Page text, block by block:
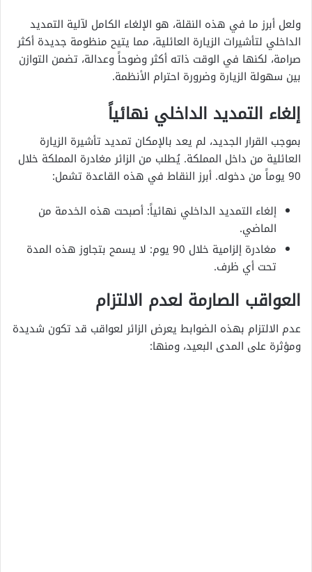
ولعل أبرز ما في هذه النقلة، هو الإلغاء الكامل لآلية التمديد
الداخلي لتأشيرات الزيارة العائلية، مما يتيح منظومة جديدة أكثر
صرامة، لكنها في الوقت ذاته أكثر وضوحاً وعدالة، تضمن التوازن
بين سهولة الزيارة وضرورة احترام الأنظمة.
إلغاء التمديد الداخلي نهائياً
بموجب القرار الجديد، لم يعد بالإمكان تمديد تأشيرة الزيارة
العائلية من داخل المملكة. يُطلب من الزائر مغادرة المملكة خلال
90 يوماً من دخوله. أبرز النقاط في هذه القاعدة تشمل:
إلغاء التمديد الداخلي نهائياً: أصبحت هذه الخدمة من
الماضي.
مغادرة إلزامية خلال 90 يوم: لا يسمح بتجاوز هذه المدة
تحت أي ظرف.
العواقب الصارمة لعدم الالتزام
عدم الالتزام بهذه الضوابط يعرض الزائر لعواقب قد تكون شديدة
ومؤثرة على المدى البعيد، ومنها: